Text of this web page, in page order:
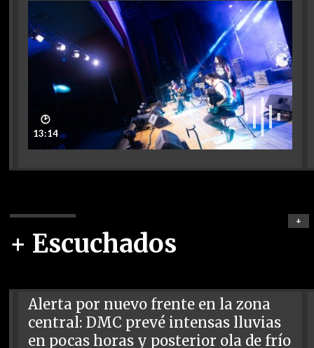
🕑
13:14
+ Escuchados
+
Alerta por nuevo frente en la zona
central: DMC prevé intensas lluvias
en pocas horas y posterior ola de frío